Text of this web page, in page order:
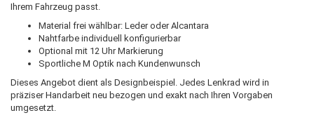
Ihrem Fahrzeug passt.
Material frei wählbar: Leder oder Alcantara
Nahtfarbe individuell konfigurierbar
Optional mit 12 Uhr Markierung
Sportliche M Optik nach Kundenwunsch
Dieses Angebot dient als Designbeispiel. Jedes Lenkrad wird in
präziser Handarbeit neu bezogen und exakt nach Ihren Vorgaben
umgesetzt.